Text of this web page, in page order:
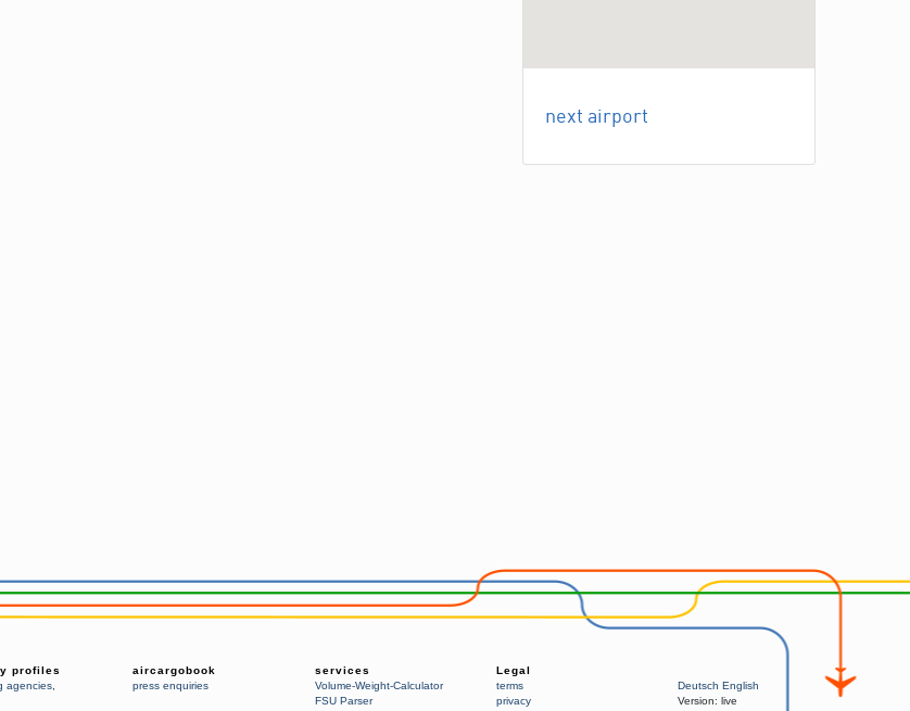
next airport
profiles
agencies
aircargobook
press enquiries
services
Volume-Weight-Calculator
FSU Parser
Legal
terms
privacy
Deutsch English
Version: live